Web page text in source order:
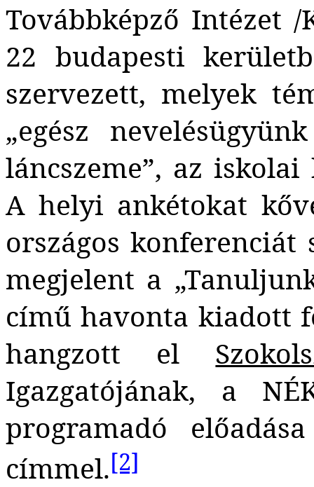
Továbbképző Intézet
22 budapesti
szervezett, melyek
„egész
láncszeme”, az
A helyi ankétokat
országos konferenciát
megjelent a
című havonta kiadott
hangzott el
Igazgatójának, a
programadó
címmel.[2]